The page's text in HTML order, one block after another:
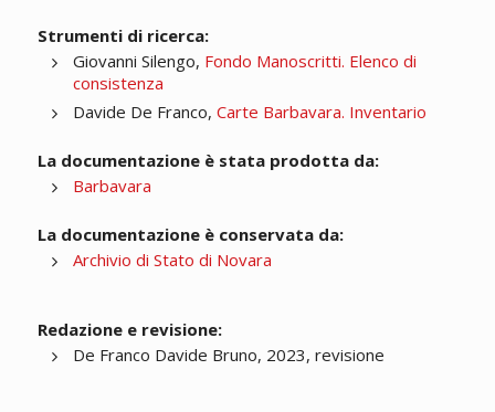
Strumenti di ricerca:
Giovanni Silengo, Fondo Manoscritti. Elenco di
consistenza
Davide De Franco, Carte Barbavara. Inventario
La documentazione è stata prodotta da:
Barbavara
La documentazione è conservata da:
Archivio di Stato di Novara
Redazione e revisione:
De Franco Davide Bruno, 2023, revisione